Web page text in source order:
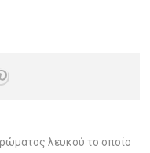
λευκού το οποίο